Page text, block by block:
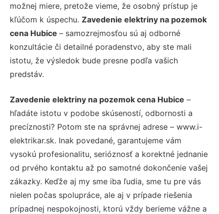
možnej miere, pretože vieme, že osobný prístup je
kľúčom k úspechu. Zavedenie elektriny na pozemok
cena Hubice – samozrejmosťou sú aj odborné
konzultácie či detailné poradenstvo, aby ste mali
istotu, že výsledok bude presne podľa vašich
predstáv.
Zavedenie elektriny na pozemok cena Hubice –
hľadáte istotu v podobe skúseností, odbornosti a
precíznosti? Potom ste na správnej adrese – www.i-
elektrikar.sk. Inak povedané, garantujeme vám
vysokú profesionalitu, serióznosť a korektné jednanie
od prvého kontaktu až po samotné dokončenie vašej
zákazky. Keďže aj my sme iba ľudia, sme tu pre vás
nielen počas spolupráce, ale aj v prípade riešenia
prípadnej nespokojnosti, ktorú vždy berieme vážne a